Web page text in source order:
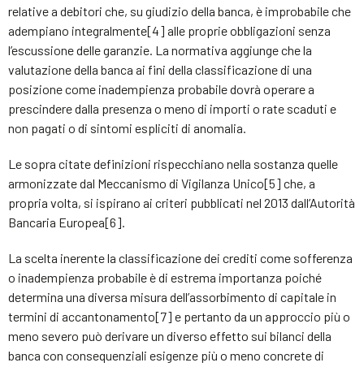
relative a debitori che, su giudizio della banca, è improbabile che
adempiano integralmente[4] alle proprie obbligazioni senza
l’escussione delle garanzie. La normativa aggiunge che la
valutazione della banca ai fini della classificazione di una
posizione come inadempienza probabile dovrà operare a
prescindere dalla presenza o meno di importi o rate scaduti e
non pagati o di sintomi espliciti di anomalia.
Le sopra citate definizioni rispecchiano nella sostanza quelle
armonizzate dal Meccanismo di Vigilanza Unico[5] che, a
propria volta, si ispirano ai criteri pubblicati nel 2013 dall’Autorità
Bancaria Europea[6].
La scelta inerente la classificazione dei crediti come sofferenza
o inadempienza probabile è di estrema importanza poiché
determina una diversa misura dell’assorbimento di capitale in
termini di accantonamento[7] e pertanto da un approccio più o
meno severo può derivare un diverso effetto sui bilanci della
banca con consequenziali esigenze più o meno concrete di